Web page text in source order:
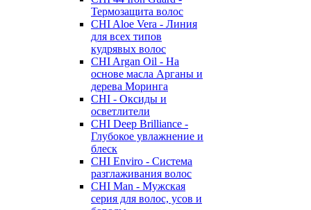
Термозащита волос
CHI Aloe Vera - Линия
для всех типов
кудрявых волос
CHI Argan Oil - На
основе масла Арганы и
дерева Моринга
CHI - Оксиды и
осветлители
CHI Deep Brilliance -
Глубокое увлажнение и
блеск
CHI Enviro - Система
разглаживания волос
CHI Man - Мужская
серия для волос, усов и